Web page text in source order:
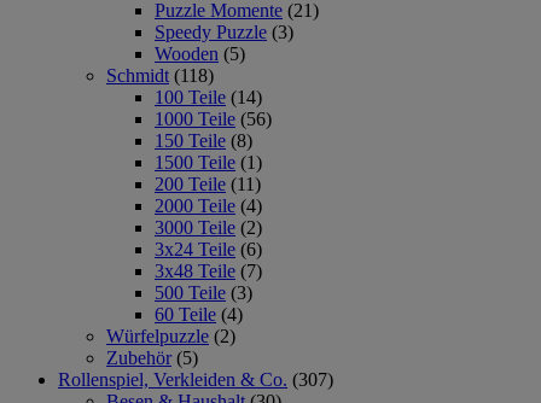
Puzzle Momente (21)
Speedy Puzzle (3)
Wooden (5)
Schmidt (118)
100 Teile (14)
1000 Teile (56)
150 Teile (8)
1500 Teile (1)
200 Teile (11)
2000 Teile (4)
3000 Teile (2)
3x24 Teile (6)
3x48 Teile (7)
500 Teile (3)
60 Teile (4)
Würfelpuzzle (2)
Zubehör (5)
Rollenspiel, Verkleiden & Co. (307)